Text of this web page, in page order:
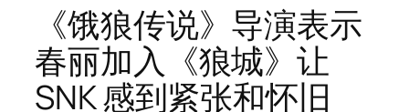
《饿狼传说》导演表示
春丽加入《狼城》让
SNK 感到紧张和怀旧